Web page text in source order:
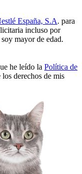
España, S.A. para
incluso por
mayor de edad.
he leído la Política de
derechos de mis